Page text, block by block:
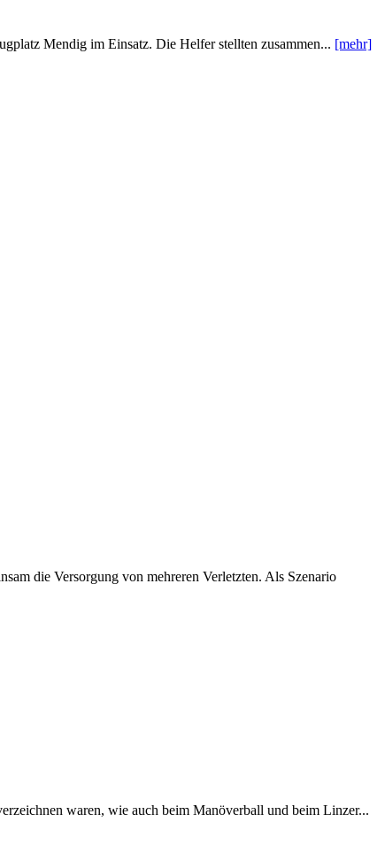
Mendig im Einsatz. Die Helfer stellten zusammen... [mehr]
die Versorgung von mehreren Verletzten. Als Szenario
waren, wie auch beim Manöverball und beim Linzer...